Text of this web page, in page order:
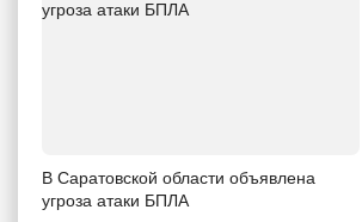
В Саратовской области объявлена
угроза атаки БПЛА